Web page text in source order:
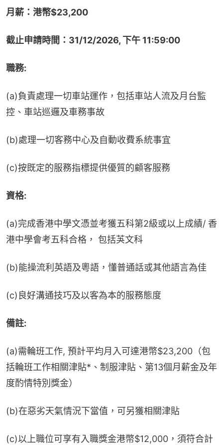
月薪：港幣$23,200
截止申請時間：31/12/2026, 下午 11:59:00
職務:
(a)負責處理一切車站運作，包括車站人流及月台監
控、車站巡邏及車務事故
(b)處理一切客務中心及自動收費系統事宜
(c)按既定的服務指標提供優質的顧客服務
資格:
(a)完成香港中學文憑並考獲五科第2級或以上成績/ 香
港中學會考五科合格， 包括芵文科
(b)能操流利英語及粵語，懂普通話或其他語言為佳
(c)良好溝通技巧及以客為本的服務態度
備註:
(a)需輪班工作, 預計平均月入可達港幣$23,200（包
括輪班工作相關津貼*、制服津貼、第13個月薪金及年
度酌情特別獎金）
(b)在惡劣天氣情況下當值，可另獲相關津貼
(c)以上職位可享有入職獎金港幣$12,000，須符合計